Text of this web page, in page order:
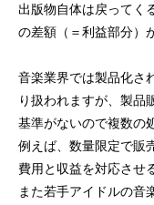
出版物自体は戻ってく
の差額（＝利益部分）
音楽業界では製品化さ
り扱われますが、製品
基準がないので複数の
例えば、数量限定で販
費用と収益を対応させ
また若手アイドルの音